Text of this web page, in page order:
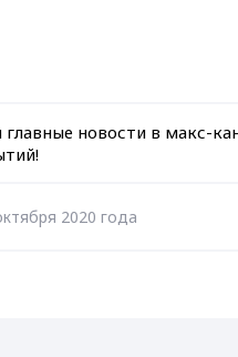
новости в макс-
2020 года